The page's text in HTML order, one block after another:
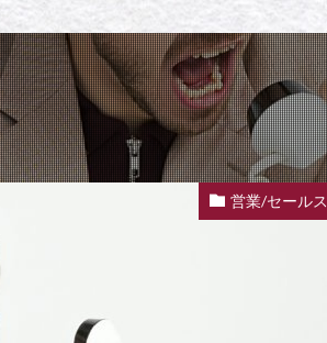
営業/セールス